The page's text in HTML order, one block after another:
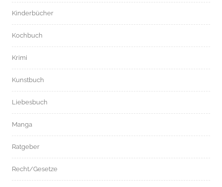
Kinderbücher
Kochbuch
Krimi
Kunstbuch
Liebesbuch
Manga
Ratgeber
Recht/Gesetze